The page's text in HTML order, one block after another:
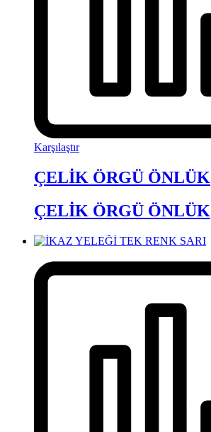
Karşılaştır
ÇELİK ÖRGÜ ÖNLÜK
ÇELİK ÖRGÜ ÖNLÜK